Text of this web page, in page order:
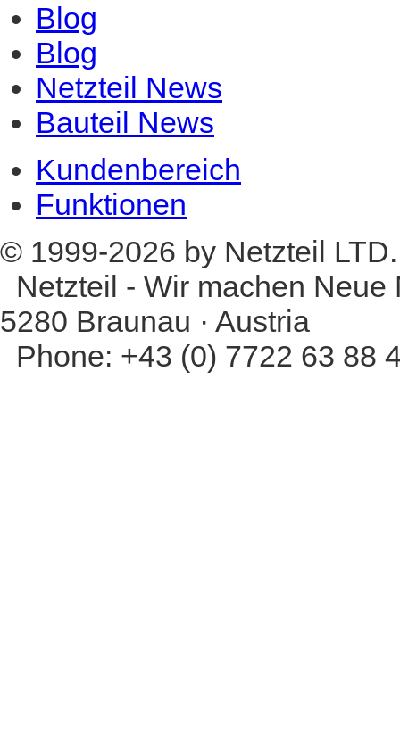
Blog
Blog
Netzteil News
Bauteil News
Kundenbereich
Funktionen
© 1999-2026 by Netzteil
Netzteil - Wir machen Neue
5280 Braunau · Austria
Phone: +43 (0) 7722 63 88